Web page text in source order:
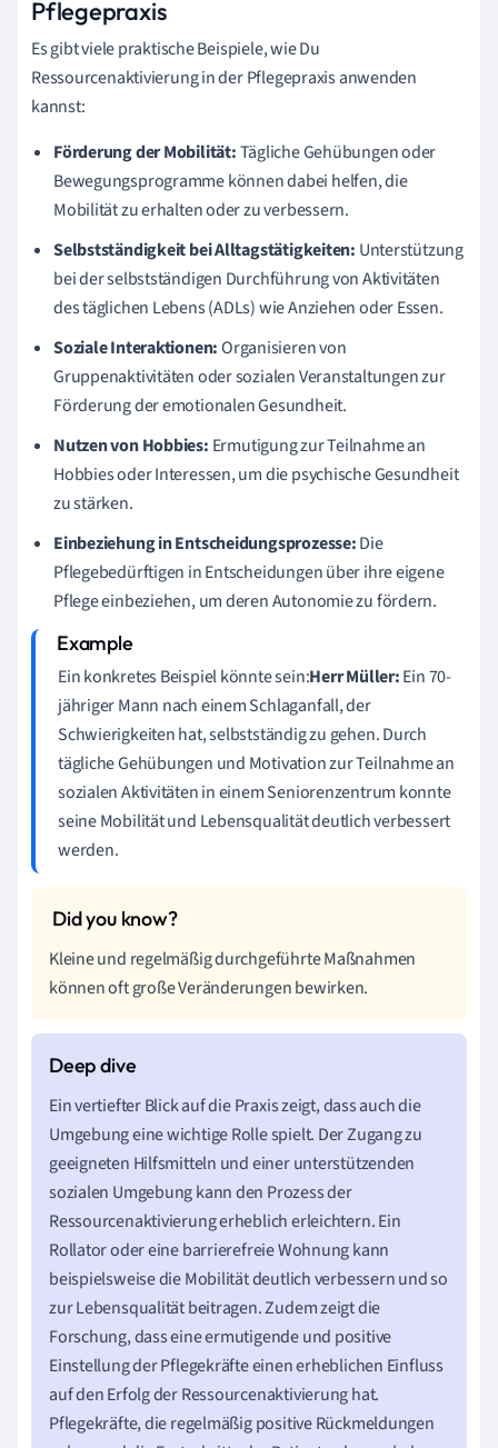
Pflegepraxis
Es gibt viele praktische Beispiele, wie Du
Ressourcenaktivierung in der Pflegepraxis anwenden
kannst:
Förderung der Mobilität:Tägliche Gehübungen oder
Bewegungsprogramme können dabei helfen, die
Mobilität zu erhalten oder zu verbessern.
Selbstständigkeit bei Alltagstätigkeiten: Unterstützung
bei der selbstständigen Durchführung von Aktivitäten
des täglichen Lebens (ADLs) wie Anziehen oder Essen.
Soziale Interaktionen:Organisieren von
Gruppenaktivitäten oder sozialen Veranstaltungen zur
Förderung der emotionalen Gesundheit.
Nutzen von Hobbies: Ermutigung zur Teilnahme an
Hobbies oder Interessen, um die psychische Gesundheit
zu stärken.
Einbeziehung in Entscheidungsprozesse:Die
Pflegebedürftigen in Entscheidungen über ihre eigene
Pflege einbeziehen, um deren Autonomie zu fördern.
Ein konkretes Beispiel könnte sein:Herr Müller:Ein 70-
jähriger Mann nach einem Schlaganfall, der
Schwierigkeiten hat, selbstständig zu gehen. Durch
tägliche Gehübungen und Motivation zur Teilnahme an
sozialen Aktivitäten in einem Seniorenzentrum konnte
seine Mobilität und Lebensqualität deutlich verbessert
werden.
Kleine und regelmäßig durchgeführte Maßnahmen
können oft große Veränderungen bewirken.
Ein vertiefter Blick auf die Praxis zeigt, dass auch die
Umgebung eine wichtige Rolle spielt. Der Zugang zu
geeigneten Hilfsmitteln und einer unterstützenden
sozialen Umgebung kann den Prozess der
Ressourcenaktivierung erheblich erleichtern. Ein
Rollator oder eine barrierefreie Wohnung kann
beispielsweise die Mobilität deutlich verbessern und so
zur Lebensqualität beitragen. Zudem zeigt die
Forschung, dass eine ermutigende und positive
Einstellung der Pflegekräfte einen erheblichen Einfluss
auf den Erfolg der Ressourcenaktivierung hat.
Pflegekräfte, die regelmäßig positive Rückmeldungen